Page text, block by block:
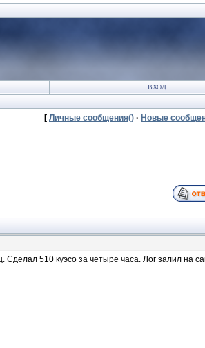
ВХОД
[ Личные сообщения() · Новые
510 куэсо за четыре часа. Лог залил на